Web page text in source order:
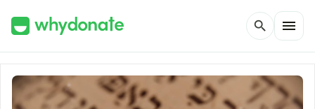
search menu